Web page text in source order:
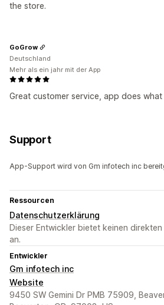
the store.
Great customer service, app does
GoGrow
Deutschland
Mehr als ein jahr mit der App
Support
App-Support wird von Gm infotech inc
Ressourcen
Datenschutzerklärung
Dieser Entwickler bietet keinen
an.
Entwickler
Gm infotech inc
Website
9450 SW Gemini Dr PMB 75909,